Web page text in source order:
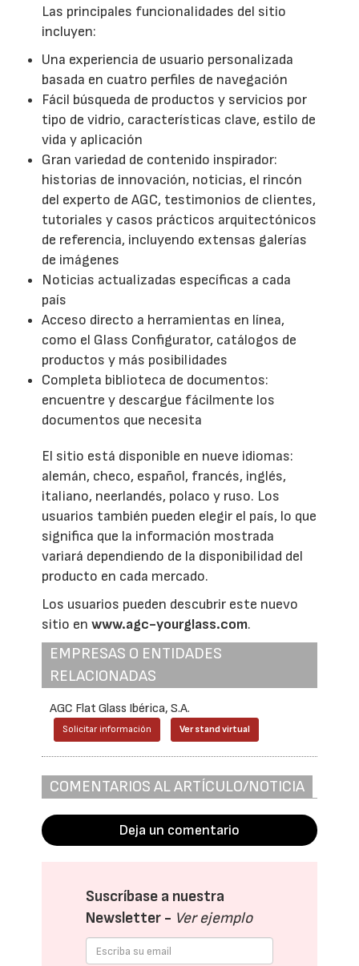
Las principales funcionalidades del sitio
incluyen:
Una experiencia de usuario personalizada
basada en cuatro perfiles de navegación
Fácil búsqueda de productos y servicios por
tipo de vidrio, características clave, estilo de
vida y aplicación
Gran variedad de contenido inspirador:
historias de innovación, noticias, el rincón
del experto de AGC, testimonios de clientes,
tutoriales y casos prácticos arquitectónicos
de referencia, incluyendo extensas galerías
de imágenes
Noticias actualizadas específicas a cada
país
Acceso directo a herramientas en línea,
como el Glass Configurator, catálogos de
productos y más posibilidades
Completa biblioteca de documentos:
encuentre y descargue fácilmente los
documentos que necesita
El sitio está disponible en nueve idiomas:
alemán, checo, español, francés, inglés,
italiano, neerlandés, polaco y ruso. Los
usuarios también pueden elegir el país, lo que
significa que la información mostrada
variará dependiendo de la disponibilidad del
producto en cada mercado.
Los usuarios pueden descubrir este nuevo
sitio enwww.agc-yourglass.com.
EMPRESAS O ENTIDADES
RELACIONADAS
AGC Flat Glass Ibérica, S.A.
Solicitar información Ver stand virtual
COMENTARIOS AL ARTÍCULO/NOTICIA
Deja un comentario
Suscríbase a nuestra
Newsletter - Ver ejemplo